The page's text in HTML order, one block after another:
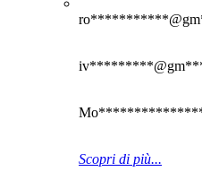
Scopri di più...